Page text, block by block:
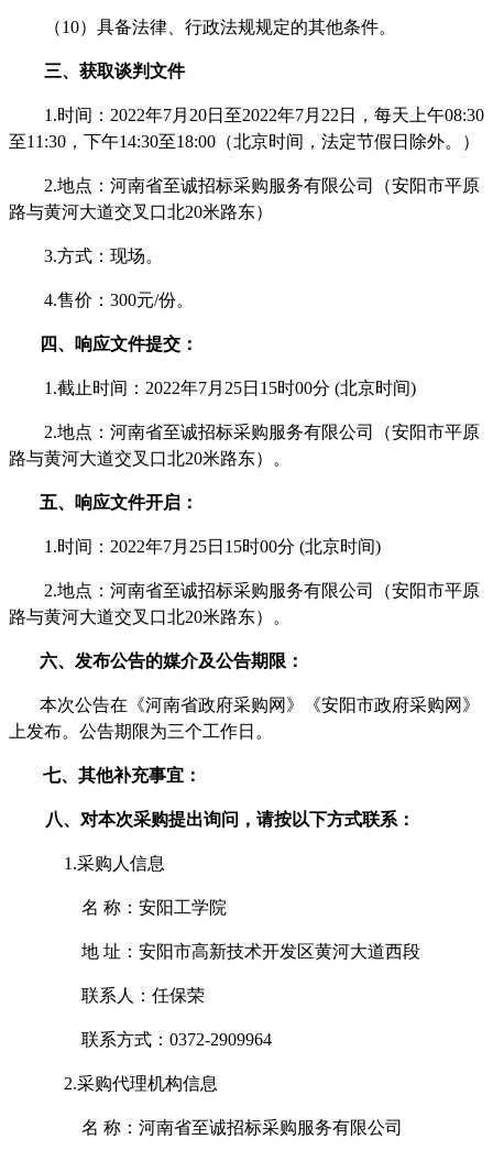
（10）具备法律、行政法规规定的其他条件。
三、获取谈判文件
1.时间：2022年7月 20日至2022年7月 22 日，每天上午08:30
至1 1 :30，下午14:30至18:00 （北京时间，法定节假日除外。）
2.地点： 河南省至诚招标采购服务有限公司（安阳市平原
路与黄河大道交叉口北20米路东）
3.方式： 现场。
4.售价： 300元/份。
四、响应文件提交：
1.截止时间：2022年7月 25日 15时00分 (北京时间)
2.地点： 河南省至诚招标采购服务有限公司（安阳市平原
路与黄河大道交叉口北20米路东） 。
五、响应文件开启：
1.时间：2022年7月 25日 15时00分 (北京时间)
2.地点： 河南省至诚招标采购服务有限公司（安阳市平原
路与黄河大道交叉口北20米路东） 。
六、发布公告的媒介及公告期限：
本次公告在《河南省政府采购网》《安阳市政府采购网》
上发布。公告期限为三个工作日。
七、其他补充事宜：
八、对本次采购提出询问，请按以下方式联系：
1.采购人信息
名 称： 安阳工学院
地 址：安阳市高新技术开发区黄河大道西段
联系人：任保荣
联系方式： 0372-2909964
2.采购代理机构信息
名 称： 河南省至诚招标采购服务有限公司